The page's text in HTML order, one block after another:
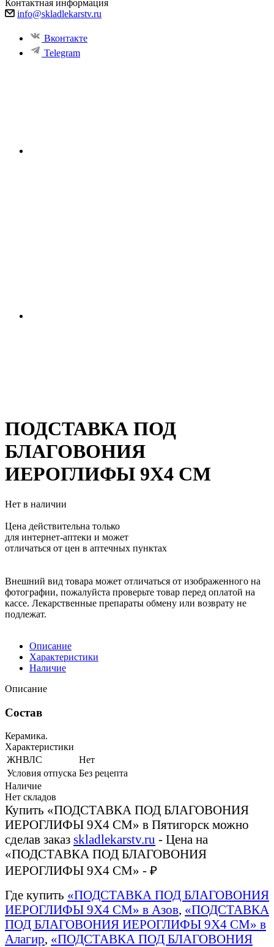
Контактная информация
info@skladlekarstv.ru
Вконтакте
Telegram
ПОДСТАВКА ПОД
БЛАГОВОНИЯ
ИЕРОГЛИФЫ 9Х4 СМ
Нет в наличии
Цена действительна только
для интернет-аптеки и может
отличаться от цен в аптечных пунктах
Внешний вид товара может отличаться от изображенного на
фотографии, пожалуйста проверьте товар перед оплатой на
кассе. Лекарственные препараты обмену или возврату не
подлежат.
Описание
Характеристики
Наличие
Описание
Состав
Керамика.
Характеристики
ЖНВЛС
Нет
Условия отпуска Без рецепта
Наличие
Нет складов
Купить «ПОДСТАВКА ПОД БЛАГОВОНИЯ
ИЕРОГЛИФЫ 9Х4 СМ» в Пятигорск можно
сделав заказ skladlekarstv.ru - Цена на
«ПОДСТАВКА ПОД БЛАГОВОНИЯ
ИЕРОГЛИФЫ 9Х4 СМ» - ₽
Где купить «ПОДСТАВКА ПОД БЛАГОВОНИЯ
ИЕРОГЛИФЫ 9Х4 СМ» в Азов, «ПОДСТАВКА
ПОД БЛАГОВОНИЯ ИЕРОГЛИФЫ 9Х4 СМ» в
Алагир, «ПОДСТАВКА ПОД БЛАГОВОНИЯ